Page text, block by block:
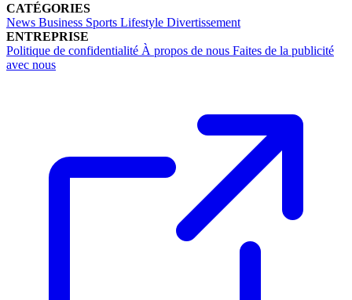
CATÉGORIES
News Business Sports Lifestyle Divertissement
ENTREPRISE
Politique de confidentialité À propos de nous Faites de la publicité
avec nous